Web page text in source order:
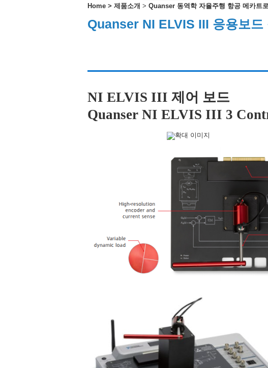
Home > 제품소개 > Quanser 동역학 자율주행 항공 메카트
Quanser NI ELVIS III 응용보드
NI ELVIS III 제어 보드
Quanser NI ELVIS III 3